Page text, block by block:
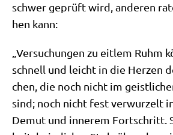
schwer geprüft wird, ande­ren
hen kann:
„Ver­su­chun­gen zu eit­lem Ruhm
schnell und leicht in die Her­zen
chen, die noch nicht im
sind; noch nicht fest ver­wur­zelt
Demut und inne­rem Fort­schritt.